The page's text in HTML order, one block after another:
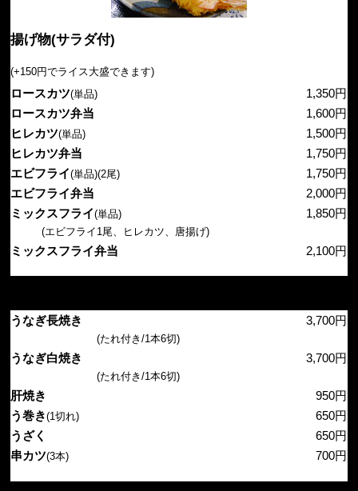
揚げ物(サラダ付)
(+150円でライス大盛できます)
ロースカツ(単品)
1,350円
ロースカツ弁当
1,600円
ヒレカツ(単品)
1,500円
ヒレカツ弁当
1,750円
エビフライ(単品)(2尾) 1,750円
エビフライ弁当
2,000円
ミックスフライ(単品) 1,850円
(エビフライ1尾、ヒレカツ、唐揚げ)
ミックスフライ弁当 2,100円
うなぎ長焼き 3,700円
(たれ付き/1本6切)
うなぎ白焼き 3,700円
(たれ付き/1本6切)
肝焼き
950円
う巻き(1切れ)
650円
うざく
650円
串カツ(3本) 700円